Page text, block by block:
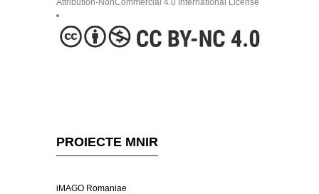
Attribution-NonCommercial 4.0 International License
PROIECTE MNIR
iMAGO Romaniae